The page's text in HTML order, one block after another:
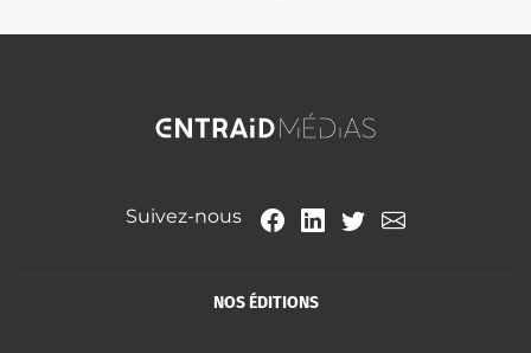
Suivez-nous
NOS ÉDITIONS